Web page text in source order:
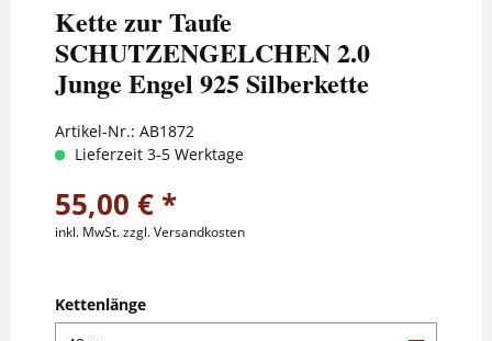
Kette zur Taufe
SCHUTZENGELCHEN 2.0
Junge Engel 925 Silberkette
Artikel-Nr.: AB1872
Lieferzeit 3-5 Werktage
55,00 € *
inkl. MwSt.zzgl. Versandkosten
Kettenlänge